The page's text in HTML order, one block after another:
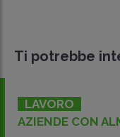
Ti potrebbe
LAVORO
AZIENDE CON